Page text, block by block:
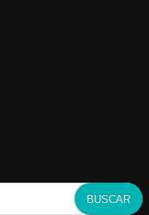
BUSCAR